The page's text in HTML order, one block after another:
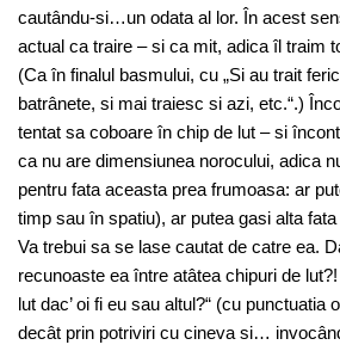
cautându-si…un odata al lor. În acest
actual ca traire – si ca mit, adica îl traim
(Ca în finalul basmului, cu „Si au trait
batrânete, si mai traiesc si azi, etc.“.)
tentat sa coboare în chip de lut – si
ca nu are dimensiunea norocului, adica
pentru fata aceasta prea frumoasa: ar
timp sau în spatiu), ar putea gasi alta
Va trebui sa se lase cautat de catre ea.
recunoaste ea între atâtea chipuri de
lut dac’ oi fi eu sau altul?“ (cu punctuatia
decât prin potriviri cu cineva si…